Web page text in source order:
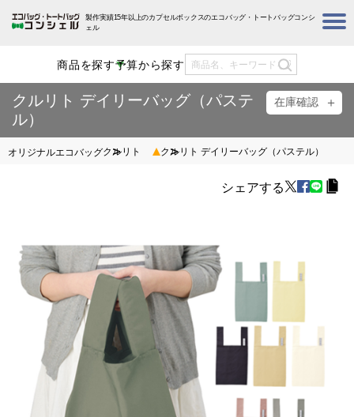
製作実績15年以上のカプセルボックスのエコバッグ・トートバッグコンシ
ェル
商品を探す予算から探す
クルリト デイリーバッグ（パステ
ル）
在庫確認
オリジナルエコバッグクルリト クルリト デイリーバッグ（パステル）
シェアする